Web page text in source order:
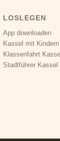
LOSLEGEN
App downloaden
Kassel mit Kindern
Klassenfahrt
Stadtführer Kassel